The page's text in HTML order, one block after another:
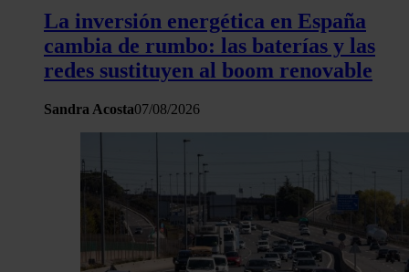
La inversión energética en España
cambia de rumbo: las baterías y las
redes sustituyen al boom renovable
Sandra Acosta07/08/2026